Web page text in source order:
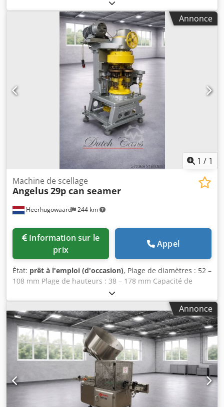
de boîtes rondes pour poudre et café. Dedpfow I Ax Rex Ap
Hskr Caractéristiques techniques selon le fabricant
d'origine : - Plage de diamètres : 56 mm – 86 mm - Plage de
hauteurs : 45 mm – 200 mm - Capacité de production :
jusqu'à 50 boîtes par minute - Nombre de têtes de gazage
: 10 - Nombre de têtes de sertissage : 1
Annonce
1 / 1
Heerhugowaard 244 km
Machine de scellage
Angelus29p can seamer
prix
Appel
État: prêt à l'emploi (d'occasion), Plage de diamètres : 52 –
108 mm Plage de hauteurs : 38 – 178 mm Capacité de
production : 150 c.p.m. Dkedpfx Ajyzyvuep Hor Nombre de
têtes : 4
Annonce